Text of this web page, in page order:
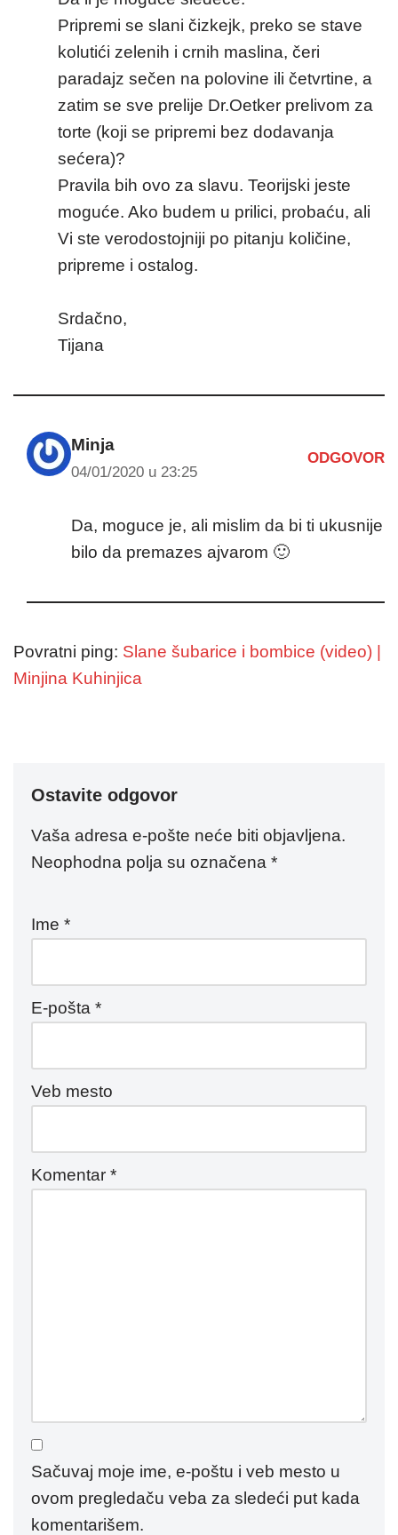
Pripremi se slani čizkejk, preko se stave
kolutići zelenih i crnih maslina, čeri
paradajz sečen na polovine ili četvrtine, a
zatim se sve prelije Dr.Oetker prelivom za
torte (koji se pripremi bez dodavanja
sećera)?
Pravila bih ovo za slavu. Teorijski jeste
moguće. Ako budem u prilici, probaću, ali
Vi ste verodostojniji po pitanju količine,
pripreme i ostalog.
Srdačno,
Tijana
Minja
04/01/2020 u 23:25
ODGOVOR
Da, moguce je, ali mislim da bi ti ukusnije
bilo da premazes ajvarom 🙂
Povratni ping: Slane šubarice i bombice (video) |
Minjina Kuhinjica
Ostavite odgovor
Vaša adresa e-pošte neće biti objavljena.
Neophodna polja su označena *
Ime *
E-pošta *
Veb mesto
Komentar *
Sačuvaj moje ime, e-poštu i veb mesto u
ovom pregledaču veba za sledeći put kada
komentarišem.